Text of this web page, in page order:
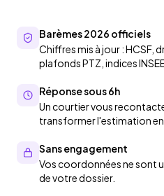
Barèmes 2026 officiels
Chiffres mis à jour : HCSF,
plafonds PTZ, indices
Réponse sous 6h
Un courtier vous
transformer l'estimation
Sans engagement
Vos coordonnées ne sont
de votre dossier.